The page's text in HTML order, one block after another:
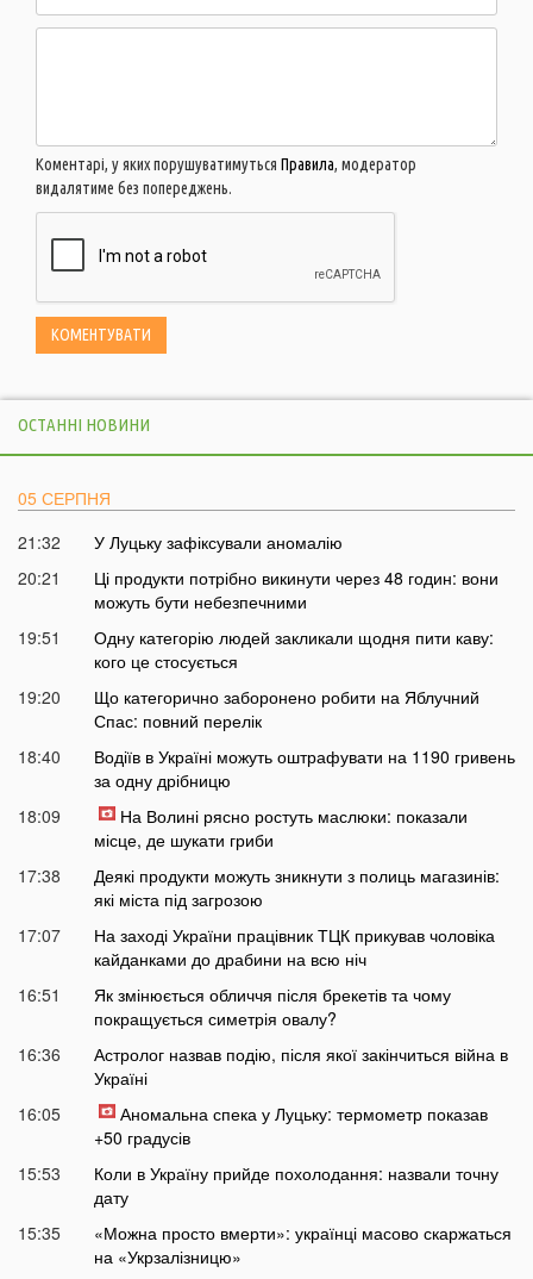
Коментарі, у яких порушуватимуться Правила, модератор
видалятиме без попереджень.
ОСТАННІ НОВИНИ
05 СЕРПНЯ
21:32
У Луцьку зафіксували аномалію
20:21
Ці продукти потрібно викинути через 48 годин: вони
можуть бути небезпечними
19:51
Одну категорію людей закликали щодня пити каву:
кого це стосується
19:20
Що категорично заборонено робити на Яблучний
Спас: повний перелік
18:40
Водіїв в Україні можуть оштрафувати на 1190 гривень
за одну дрібницю
18:09
На Волині рясно ростуть маслюки: показали
місце, де шукати гриби
17:38
Деякі продукти можуть зникнути з полиць магазинів:
які міста під загрозою
17:07
На заході України працівник ТЦК прикував чоловіка
кайданками до драбини на всю ніч
16:51
Як змінюється обличчя після брекетів та чому
покращується симетрія овалу?
16:36
Астролог назвав подію, після якої закінчиться війна в
Україні
16:05
Аномальна спека у Луцьку: термометр показав
+50 градусів
15:53
Коли в Україну прийде похолодання: назвали точну
дату
15:35
«Можна просто вмерти»: українці масово скаржаться
на «Укрзалізницю»